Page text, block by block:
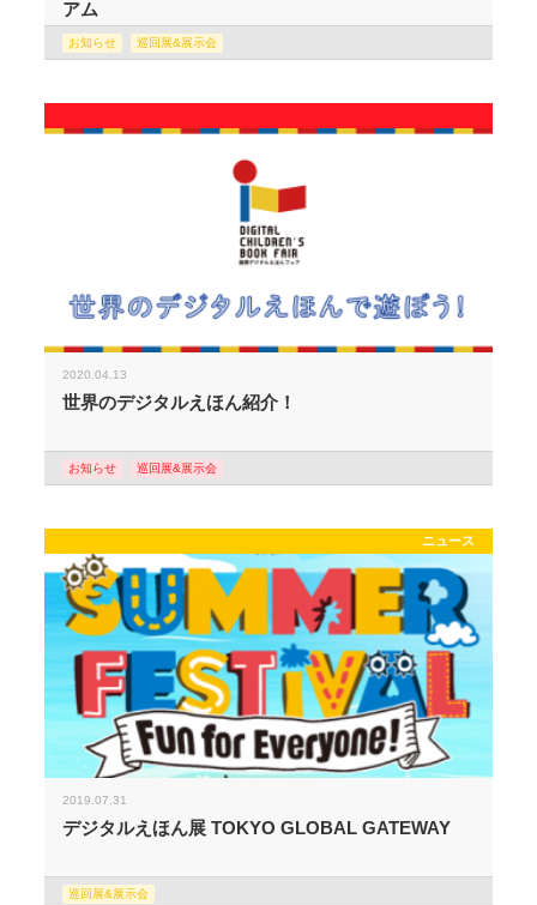
アム
お知らせ 巡回展&展示会
2020.04.13
世界のデジタルえほん紹介！
お知らせ 巡回展&展示会
ニュース
2019.07.31
デジタルえほん展 TOKYO GLOBAL GATEWAY
巡回展&展示会